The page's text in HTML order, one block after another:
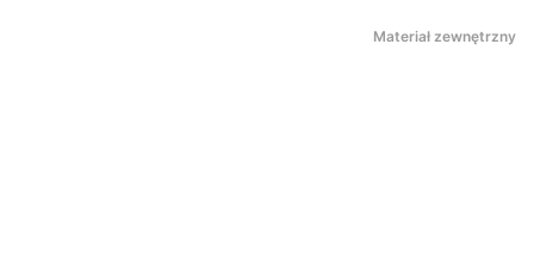
Materiał zewnętrzny